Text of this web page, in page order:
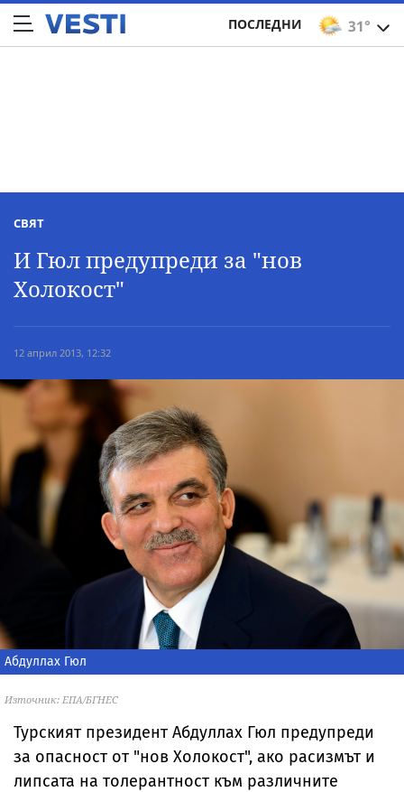
31°
ПОСЛЕДНИ
СВЯТ
И Гюл предупреди за "нов
Холокост"
12 април 2013, 12:32
Абдуллах Гюл
Източник: ЕПА/БГНЕС
Турският президент Абдуллах Гюл предупреди
за опасност от "нов Холокост", ако расизмът и
липсата на толерантност към различните